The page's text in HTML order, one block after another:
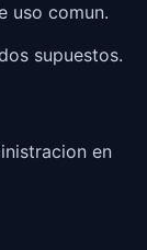
uso comun.
supuestos.
en